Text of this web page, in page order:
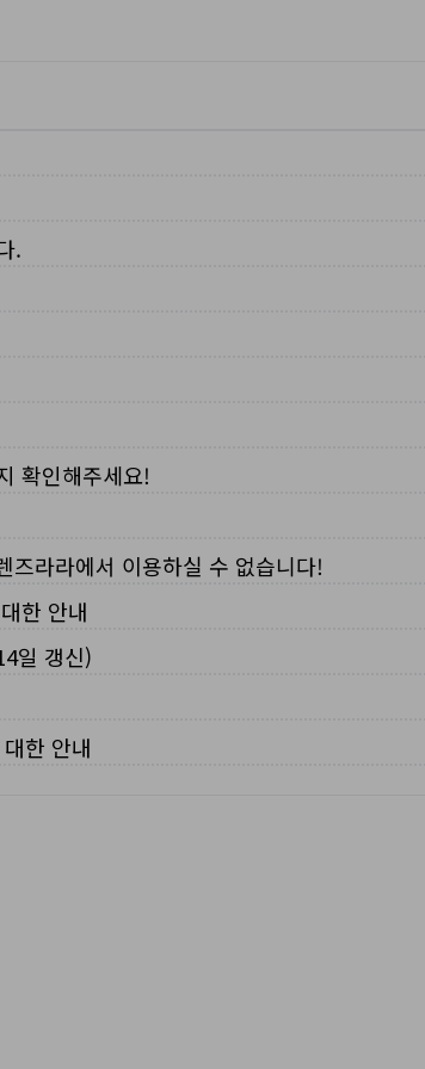
.
확인해주세요!
즈라라에서 이용하실 수 없습니다!
한 안내
일 갱신)
한 안내